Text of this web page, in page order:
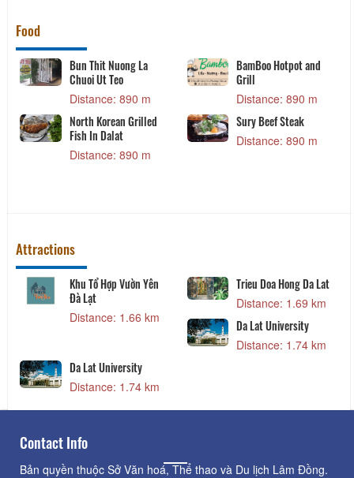
Food
Bun Thit Nuong La
Chuoi Ut Teo
Distance: 890 m
BamBoo Hotpot and
Grill
Distance: 890 m
North Korean Grilled
Fish In Dalat
Distance: 890 m
Sury Beef Steak
Distance: 890 m
Attractions
Khu Tổ Hợp Vườn Yên
Đà Lạt
Distance: 1.66 km
Trieu Doa Hong Da Lat
Distance: 1.69 km
Da Lat University
Distance: 1.74 km
Da Lat University
Distance: 1.74 km
Contact Info
Bản quyền thuộc Sở Văn hoá, Thể thao và Du lịch Lâm Đồng.